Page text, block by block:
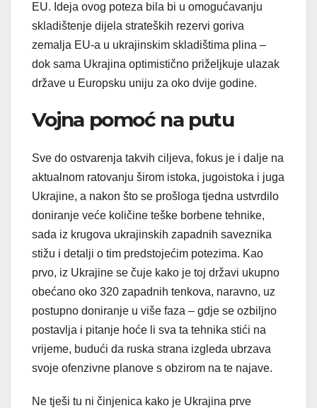
EU. Ideja ovog poteza bila bi u omogućavanju
skladištenje dijela strateških rezervi goriva
zemalja EU-a u ukrajinskim skladištima plina –
dok sama Ukrajina optimistično priželjkuje ulazak
države u Europsku uniju za oko dvije godine.
Vojna pomoć na putu
Sve do ostvarenja takvih ciljeva, fokus je i dalje na
aktualnom ratovanju širom istoka, jugoistoka i juga
Ukrajine, a nakon što se prošloga tjedna ustvrdilo
doniranje veće količine teške borbene tehnike,
sada iz krugova ukrajinskih zapadnih saveznika
stižu i detalji o tim predstojećim potezima. Kao
prvo, iz Ukrajine se čuje kako je toj državi ukupno
obećano oko 320 zapadnih tenkova, naravno, uz
postupno doniranje u više faza – gdje se ozbiljno
postavlja i pitanje hoće li sva ta tehnika stići na
vrijeme, budući da ruska strana izgleda ubrzava
svoje ofenzivne planove s obzirom na te najave.
Ne tješi tu ni činjenica kako je Ukrajina prve